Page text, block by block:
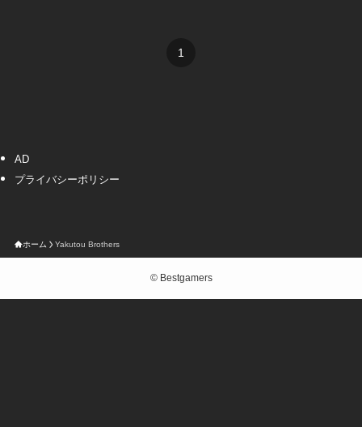
1
AD
プライバシーポリシー
ホーム Yakutou Brothers
©Bestgamers